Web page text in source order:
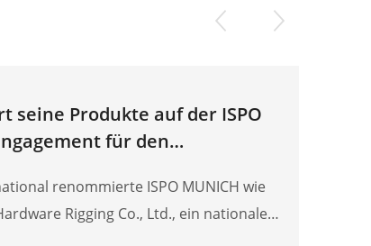
seine Produkte auf der ISPO
für den
renommierte ISPO MUNICH wie
Rigging Co., Ltd., ein nationales